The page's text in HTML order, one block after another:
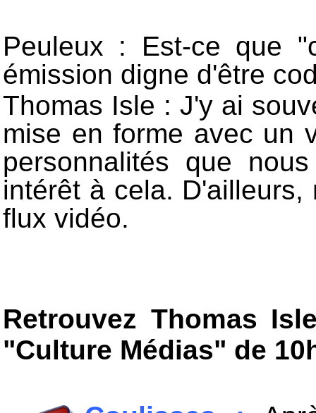
Peuleux : Est-ce que
émission digne d'être
Thomas Isle : J'y ai
mise en forme avec un
personnalités que
intérêt à cela.
flux vidéo.
Retrouvez Thomas
"Culture Médias" de